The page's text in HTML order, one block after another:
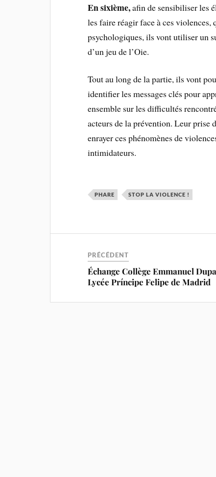
En sixième,afin de sensibiliser les
les faire réagir face à ces violences,
psychologiques, ils vont utiliser un
d’un jeu de l’Oie.
Tout au long de la partie, ils vont
identifier les messages clés pour
ensemble sur les difficultés
acteurs de la prévention. Leur prise
enrayer ces phénomènes de
intimidateurs.
PHARE STOP LA VIOLENCE !
PRÉCÉDENT
Échange Collège Emmanuel
Lycée Príncipe Felipe de Madrid